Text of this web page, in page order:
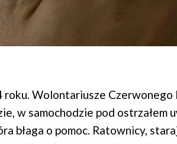
roku. Wolontariusze
w samochodzie pod ostrzałem
błaga o pomoc. Ratownicy,